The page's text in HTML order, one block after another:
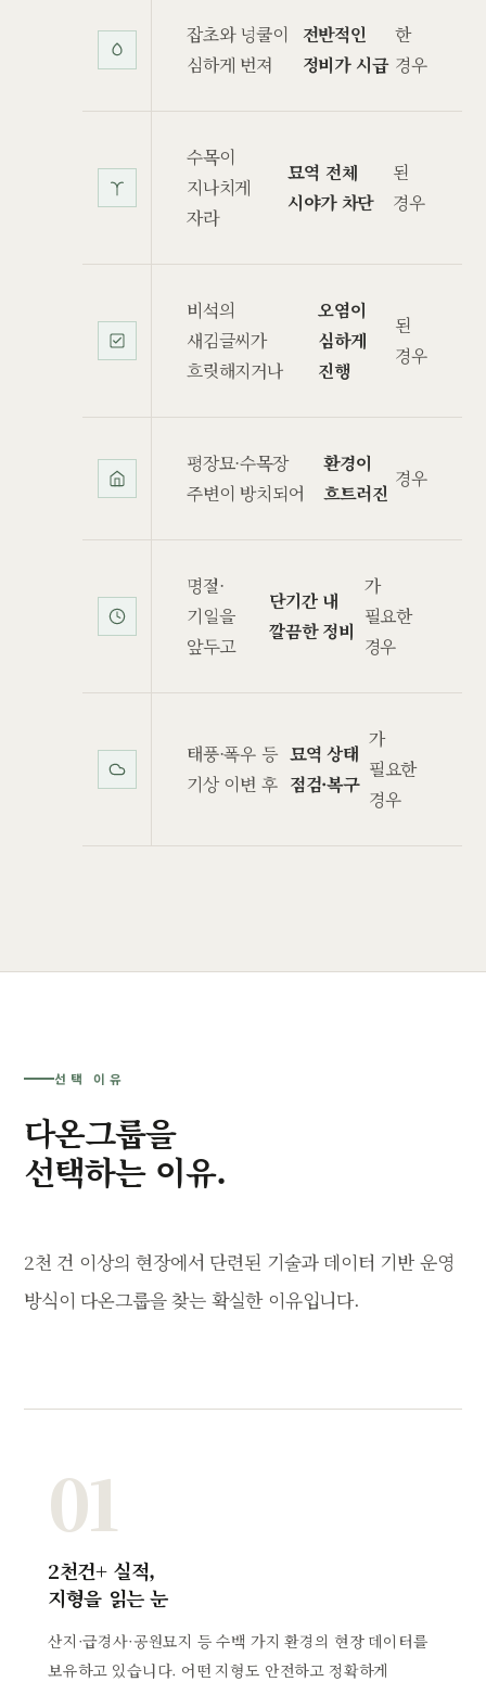
잡초와 넝쿨이
심하게 번져
전반적인
정비가 시급
한
경우
수목이
지나치게
자라
묘역 전체
시야가 차단
된
경우
비석의
새김글씨가
흐릿해지거나
오염이
심하게
진행
된
경우
평장묘·수목장
주변이 방치되어
환경이
흐트러진
경우
명절·
기일을
앞두고
단기간 내
깔끔한 정비
가
필요한
경우
태풍·폭우 등
기상 이변 후
묘역 상태
점검·복구
가
필요한
경우
선택 이유
다온그룹을
선택하는 이유.
2천 건 이상의 현장에서 단련된 기술과 데이터 기반 운영
방식이 다온그룹을 찾는 확실한 이유입니다.
01
2천건+ 실적,
지형을 읽는 눈
산지·급경사·공원묘지 등 수백 가지 환경의 현장 데이터를
보유하고 있습니다. 어떤 지형도 안전하고 정확하게